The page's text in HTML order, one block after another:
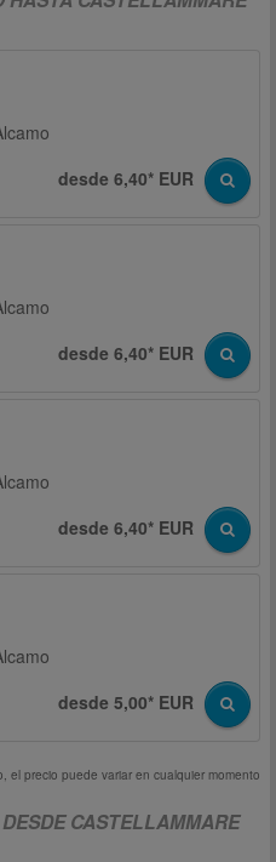
desde 6,40* EUR
desde 6,40* EUR
desde 6,40* EUR
desde 5,00* EUR
el precio puede variar en cualquier momento
CASTELLAMMARE